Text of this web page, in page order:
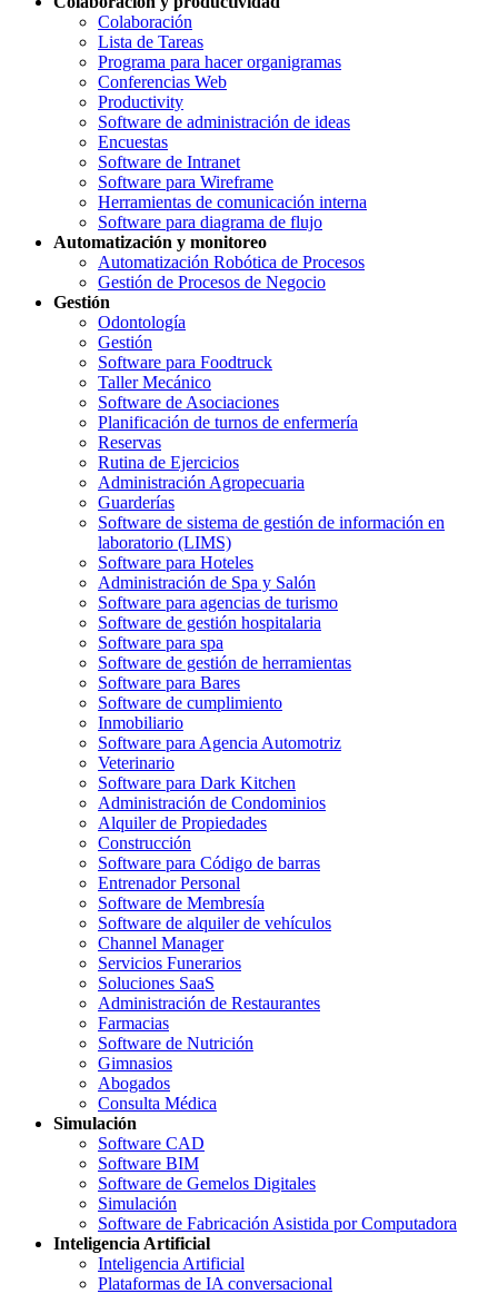
Colaboración
Lista de Tareas
Programa para hacer organigramas
Conferencias Web
Productivity
Software de administración de ideas
Encuestas
Software de Intranet
Software para Wireframe
Herramientas de comunicación interna
Software para diagrama de flujo
Automatización y monitoreo
Automatización Robótica de Procesos
Gestión de Procesos de Negocio
Gestión
Odontología
Gestión
Software para Foodtruck
Taller Mecánico
Software de Asociaciones
Planificación de turnos de enfermería
Reservas
Rutina de Ejercicios
Administración Agropecuaria
Guarderías
Software de sistema de gestión de información en
laboratorio (LIMS)
Software para Hoteles
Administración de Spa y Salón
Software para agencias de turismo
Software de gestión hospitalaria
Software para spa
Software de gestión de herramientas
Software para Bares
Software de cumplimiento
Inmobiliario
Software para Agencia Automotriz
Veterinario
Software para Dark Kitchen
Administración de Condominios
Alquiler de Propiedades
Construcción
Software para Código de barras
Entrenador Personal
Software de Membresía
Software de alquiler de vehículos
Channel Manager
Servicios Funerarios
Soluciones SaaS
Administración de Restaurantes
Farmacias
Software de Nutrición
Gimnasios
Abogados
Consulta Médica
Simulación
Software CAD
Software BIM
Software de Gemelos Digitales
Simulación
Software de Fabricación Asistida por Computadora
Inteligencia Artificial
Inteligencia Artificial
Plataformas de IA conversacional